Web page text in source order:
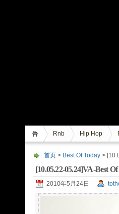
Rnb Hip Hop
首页 > Best Of Today >
[10.05.22-05.24]VA-Best
2010年5月24日